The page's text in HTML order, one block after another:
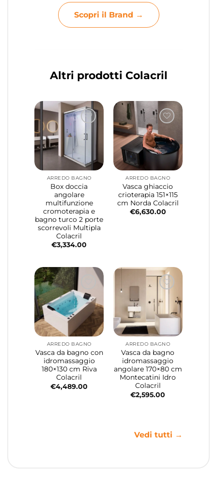
Scopri il Brand →
Altri prodotti Colacril
ARREDO BAGNO
Box doccia
angolare
multifunzione
cromoterapia e
bagno turco 2 porte
scorrevoli Multipla
Colacril
€3,334.00
ARREDO BAGNO
Vasca ghiaccio
crioterapia 151×115
cm Norda Colacril
€6,630.00
ARREDO BAGNO
Vasca da bagno con
idromassaggio
180×130 cm Riva
Colacril
€4,489.00
ARREDO BAGNO
Vasca da bagno
idromassaggio
angolare 170×80 cm
Montecatini Idro
Colacril
€2,595.00
Vedi tutti →